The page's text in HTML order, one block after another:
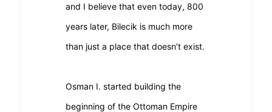
and I believe that even today, 800
years later, Bilecik is much more
than just a place that doesn’t exist.
Osman I. started building the
beginning of the Ottoman Empire